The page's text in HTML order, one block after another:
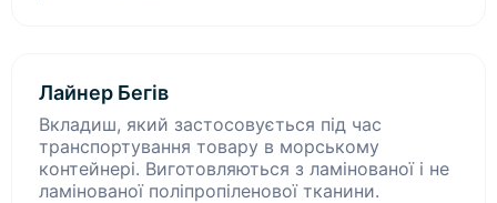
Лайнер Бегів
Вкладиш, який застосовується під час
транспортування товару в морському
контейнері. Виготовляються з ламінованої і не
ламінованої поліпропіленової тканини.